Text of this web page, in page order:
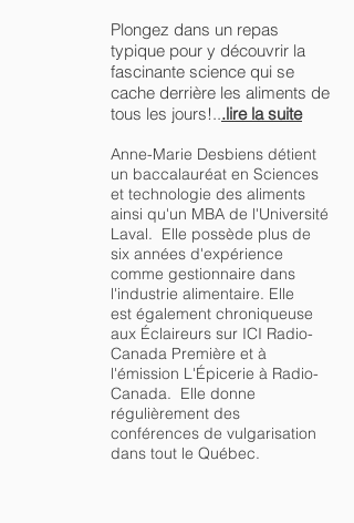
Plongez dans un repas
typique pour y découvrir la
fascinante science qui se
cache derrière les aliments de
tous les jours!...lire la suite
Anne-Marie Desbiens détient
un baccalauréat en Sciences
et technologie des aliments
ainsi qu'un MBA de l'Université
Laval. Elle possède plus de
six années d'expérience
comme gestionnaire dans
l'industrie alimentaire. Elle
est également chroniqueuse
aux Éclaireurs sur ICI Radio-
Canada Première et à
l'émission L'Épicerie à Radio-
Canada. Elle donne
régulièrement des
conférences de vulgarisation
dans tout le Québec.